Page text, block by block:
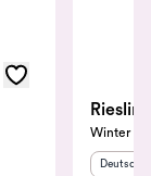
Winter